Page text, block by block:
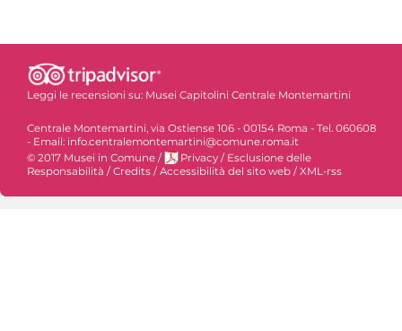
Leggi le recensioni su: Musei Capitolini Centrale Montemartini
Centrale Montemartini, via Ostiense 106 - 00154 Roma - Tel. 060608
- Email: info.centralemontemartini@comune.roma.it
© 2017 Musei in Comune / Privacy / Esclusione delle
Responsabilità /Credits /Accessibilità del sito web /XML-rss